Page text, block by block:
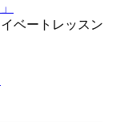
ベートレッスン